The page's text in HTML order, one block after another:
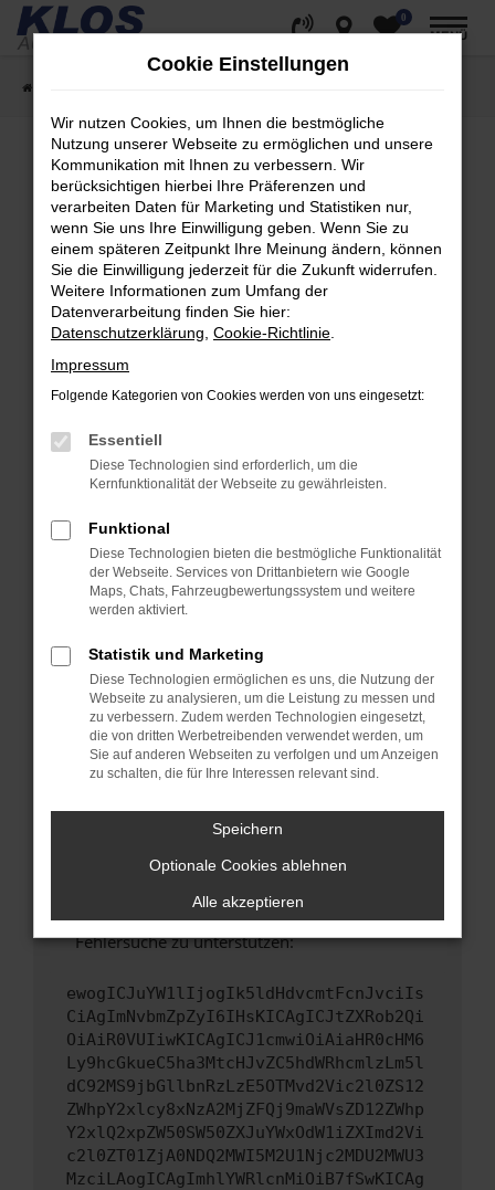
Zum
springen
0
MENÜ
Fehler: Network Error
Beim Laden ist ein Fehler aufgetreten.
Hier sind ein paar Tipps, die dir helfen können:
Überprüfe deine Firewall und deine
Internetverbindung.
Laden andere Webseiten, zum Beispiel deine
Suchmaschine?
Prüfe deine Browsererweiterungen.
Manche Erweiterungen, wie Werbeblocker,
können das Laden bestimmter Seiten
verhindern. Funktioniert die Seite in einem
Fenster?
Starte dein Gerät neu.
Das kann manchmal helfen, vorübergehende
Probleme zu beheben.
Betriebssystem auf dem neuesten Stand
sind.
Veraltete Software birgt nicht nur ein
Sicherheitsrisiko, sondern kann auch dazu
führen, dass bestimmte Funktionen nicht mehr
unterstützt werden.
Wende dich an den Webseitenbetreiber.
Wenn du alle oben genannten Schritte versucht
hast, kontaktiere uns bitte. Wir werden
versuchen, das Problem zu beheben. Du kannst
uns diesen Text schicken, um uns bei der
Fehlersuche zu unterstützen:
ewogICJuYW1lIjogIk5ldHdvcmtFcnJvciIs
CiAgImNvbmZpZyI6IHsKICAgICJtZXRob2Qi
OiAiR0VUIiwKICAgICJ1cmwiOiAiaHR0cHM6
Ly9hcGkueC5ha3MtcHJvZC5hdWRhcmlzLm5l
dC92MS9jbGllbnRzLzE5OTMvd2Vic2l0ZS12
ZWhpY2xlcy8xNzA2MjZFQj9maWVsZD12ZWhp
Y2xlQ2xpZW50SW50ZXJuYWxOdW1iZXImd2Vi
c2l0ZT01ZjA0NDQ2MWI5M2U1Njc2MDU2MWU3
MzciLAogICAgImhlYWRlcnMiOiB7fSwKICAg
Cookie Einstellungen
Wir nutzen Cookies, um Ihnen die bestmögliche
Nutzung unserer Webseite zu ermöglichen und unsere
Kommunikation mit Ihnen zu verbessern. Wir
berücksichtigen hierbei Ihre Präferenzen und
verarbeiten Daten für Marketing und Statistiken nur,
wenn Sie uns Ihre Einwilligung geben. Wenn Sie zu
einem späteren Zeitpunkt Ihre Meinung ändern, können
Sie die Einwilligung jederzeit für die Zukunft widerrufen.
Weitere Informationen zum Umfang der
Datenverarbeitung finden Sie hier:
Datenschutzerklärung Cookie-Richtlinie
Impressum
Folgende Kategorien von Cookies werden von uns eingesetzt:
Essentiell
Diese Technologien sind erforderlich, um die
Kernfunktionalität der Webseite zu gewährleisten.
Funktional
Diese Technologien bieten die bestmögliche Funktionalität
der Webseite. Services von Drittanbietern wie Google
Maps, Chats, Fahrzeugbewertungssystem und weitere
werden aktiviert.
Statistik und Marketing
Diese Technologien ermöglichen es uns, die Nutzung der
Webseite zu analysieren, um die Leistung zu messen und
zu verbessern. Zudem werden Technologien eingesetzt,
die von dritten Werbetreibenden verwendet werden, um
Sie auf anderen Webseiten zu verfolgen und um Anzeigen
zu schalten, die für Ihre Interessen relevant sind.
Speichern
Optionale Cookies ablehnen
Alle akzeptieren